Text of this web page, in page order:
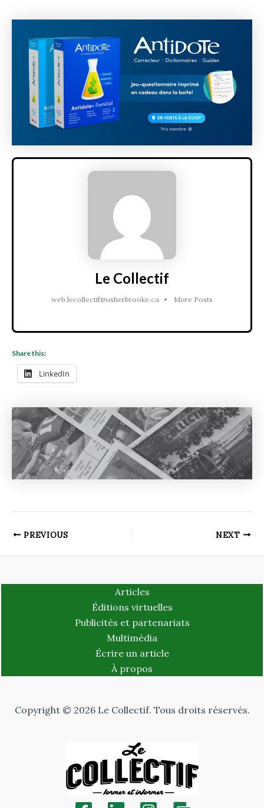
Le Collectif
web.lecollectif@usherbrooke.ca • More Posts
Share this:
LinkedIn
PREVIOUS NEXT
Articles
Éditions virtuelles
Publicités et partenariats
Multimédia
Écrire un article
À propos
Copyright © 2026 Le Collectif. Tous droits réservés.